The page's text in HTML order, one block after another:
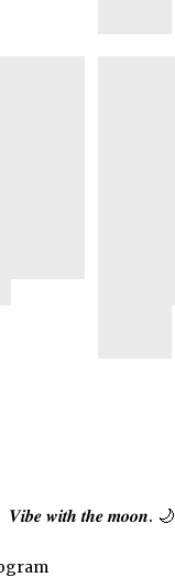
𝑽𝒊𝒃𝒆 𝒘𝒊𝒕𝒉 𝒕𝒉𝒆 𝒎𝒐𝒐𝒏. 🌙